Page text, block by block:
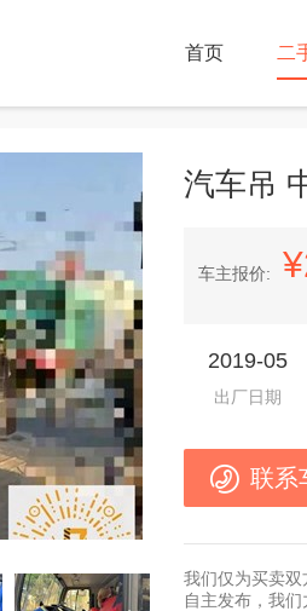
首页 二
汽车吊
车主报价:
2019-05
出厂日期
联系
我们仅为买卖
自主发布，我